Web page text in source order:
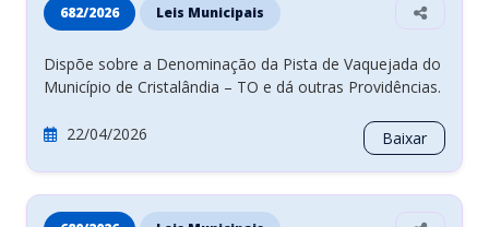
Dispõe sobre a Denominação da Pista de Vaquejada do
Município de Cristalândia – TO e dá outras Providências.
22/04/2026
680/2026 Leis Municipais